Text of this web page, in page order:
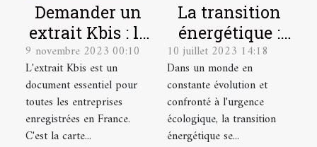
Demander un
extrait Kbis : le
guide étape par
étape
9 novembre 2023 00:10
L'extrait Kbis est un
document essentiel pour
toutes les entreprises
enregistrées en France.
C'est la carte...
La transition
énergétique :
un enjeu
majeur pour les
entreprises du
XXIe siècle
10 juillet 2023 14:18
Dans un monde en
constante évolution et
confronté à l'urgence
écologique, la transition
énergétique se...